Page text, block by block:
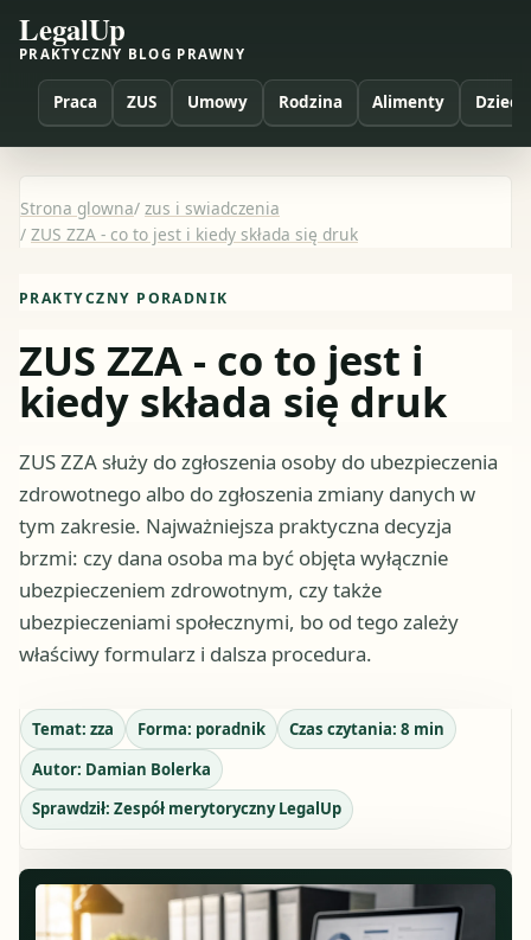
LegalUp
PRAKTYCZNY BLOG PRAWNY
Praca ZUS Umowy Rodzina Alimenty Dzieci
Strona glowna/ zus i swiadczenia
/ ZUS ZZA - co to jest i kiedy składa się druk
PRAKTYCZNY PORADNIK
ZUS ZZA - co to jest i
kiedy składa się druk
ZUS ZZA służy do zgłoszenia osoby do ubezpieczenia
zdrowotnego albo do zgłoszenia zmiany danych w
tym zakresie. Najważniejsza praktyczna decyzja
brzmi: czy dana osoba ma być objęta wyłącznie
ubezpieczeniem zdrowotnym, czy także
ubezpieczeniami społecznymi, bo od tego zależy
właściwy formularz i dalsza procedura.
Temat: zza Forma: poradnik Czas czytania: 8 min
Autor: Damian Bolerka
Sprawdził: Zespół merytoryczny LegalUp